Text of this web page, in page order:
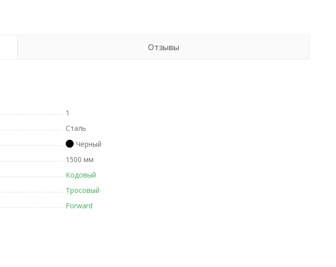
Отзывы
1
Сталь
Черный
1500 мм
Кодовый
Тросовый
Forward